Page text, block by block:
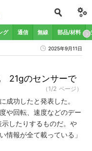
グ 通信 無線 部品/材料
2025年9月11日
21gのセンサーで
（1/2 ページ）
成功したと発表した。
や回転、速度などのデー
したりするものだ。や
情報が全て載っている」